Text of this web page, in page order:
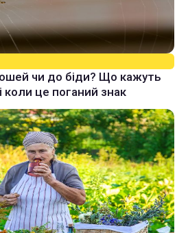
чи до біди? Що кажуть
коли це поганий знак